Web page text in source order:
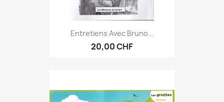
Entretiens Avec Bruno...
20,00 CHF